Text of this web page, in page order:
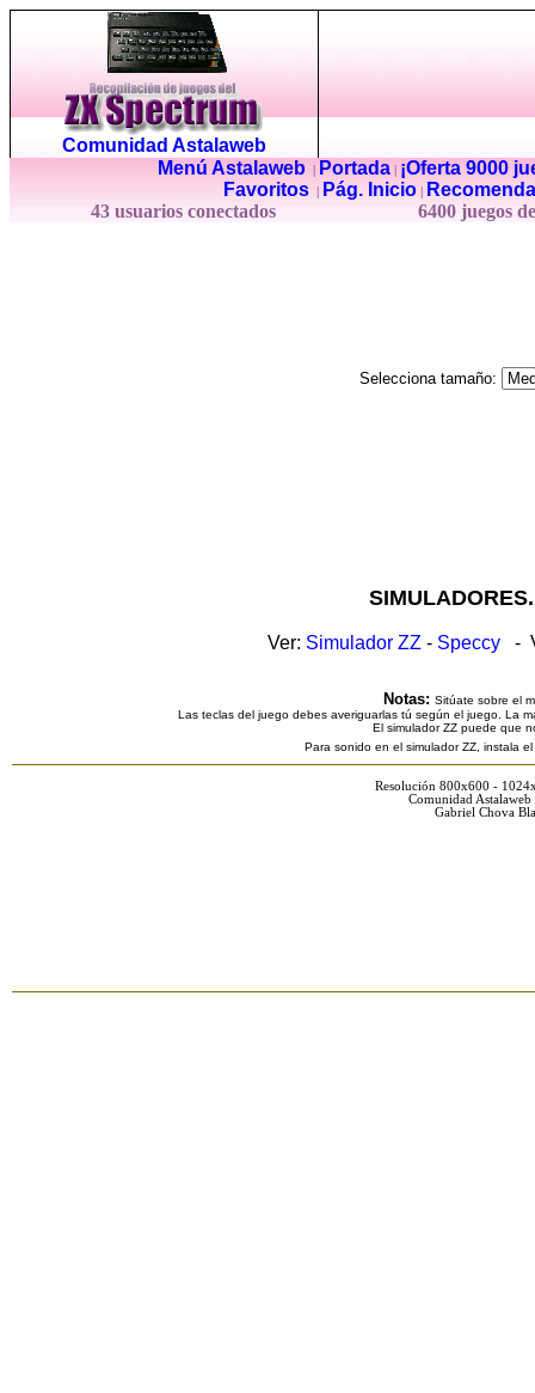
Comunidad Astalaweb
Menú Astalaweb| Portada|
¡Oferta 9000
Favoritos
Pág. Inicio
43 usuarios conectados
6400 juegos
Selecciona tamaño:
Ver: Simulador ZZ - Speccy -
Notas: Sitúate sobre el
Las teclas del juego debes averiguarlas tú según el juego. La
El simulador ZZ puede que
Para sonido en el simulador ZZ, instala
Resolución 800x600 -
Comunidad
Gabriel Chova